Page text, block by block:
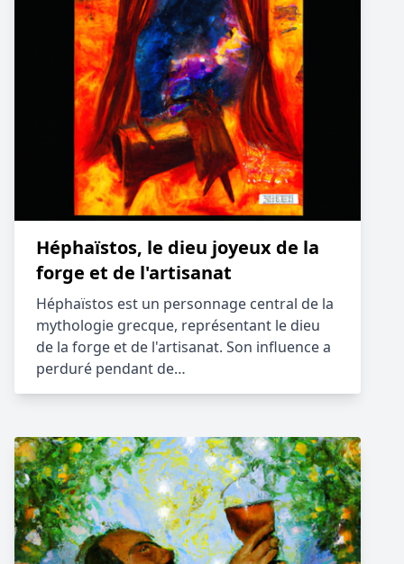
Héphaïstos, le dieu joyeux de la
forge et de l'artisanat
Héphaïstos est un personnage central de la
mythologie grecque, représentant le dieu
de la forge et de l'artisanat. Son influence a
perduré pendant de…